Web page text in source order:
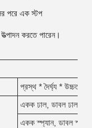
পরে এক স্টপ
করতে পারেন।
প্রস্থ * দৈর্ঘ্য * উচ্চতা
একক ঢাল, ডাবল ঢাল,
একক স্প্যান, ডাবল স্প্যান,